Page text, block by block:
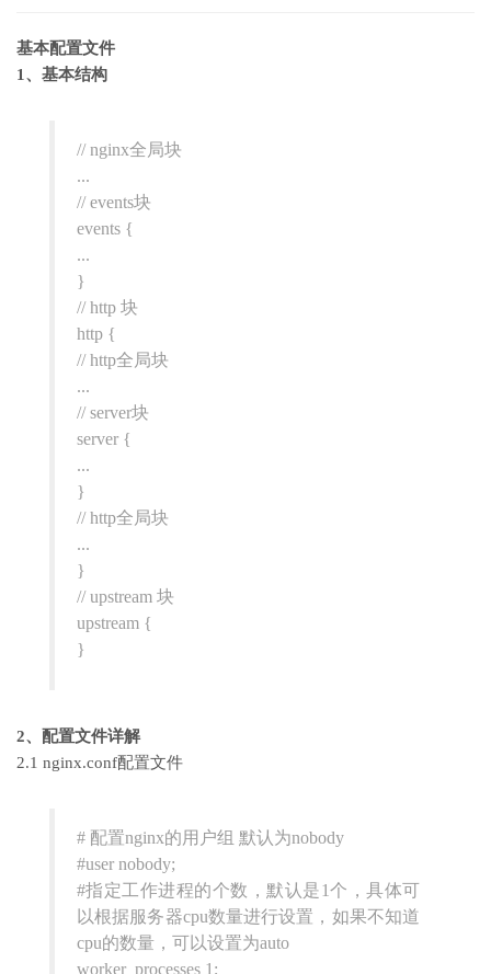
基本配置文件
1、基本结构
// nginx全局块
...
// events块
events {
...
}
// http 块
http {
// http全局块
...
// server块
server {
...
}
// http全局块
...
}
// upstream 块
upstream {
}
2、配置文件详解
2.1 nginx.conf配置文件
# 配置nginx的用户组 默认为nobody
#user nobody;
#指定工作进程的个数，默认是1个，具体可
以根据服务器cpu数量进行设置，如果不知道
cpu的数量，可以设置为auto
worker_processes 1;